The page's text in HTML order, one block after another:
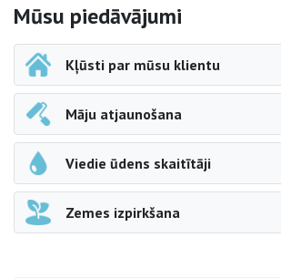
Sāna navigācija
Mūsu piedāvājumi
Kļūsti par mūsu klientu
Māju atjaunošana
Viedie ūdens skaitītāji
Zemes izpirkšana